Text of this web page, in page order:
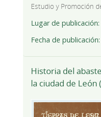
Estudio y Promoción
Lugar de publicación
Fecha de publicación
Historia del
la ciudad de León